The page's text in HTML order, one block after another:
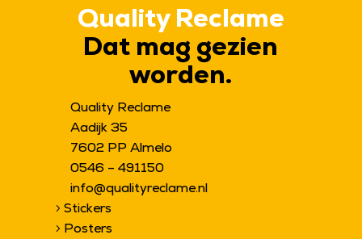
Quality Reclame
Dat mag gezien
worden.
Quality Reclame
Aadijk 35
7602 PP Almelo
0546 – 491150
info@qualityreclame.nl
5 Stickers
5 Posters